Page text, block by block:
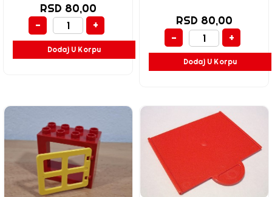
RSD 80,00
-
+
Dodaj U Korpu
RSD 80,00
-
+
Dodaj U Korpu